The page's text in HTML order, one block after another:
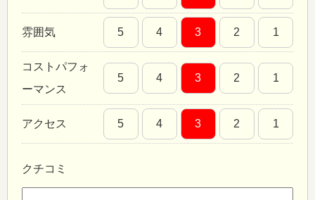
雰囲気 5 4 3 2 1
コストパフォ
ーマンス
5 4 3 2 1
アクセス 5 4 3 2 1
クチコミ